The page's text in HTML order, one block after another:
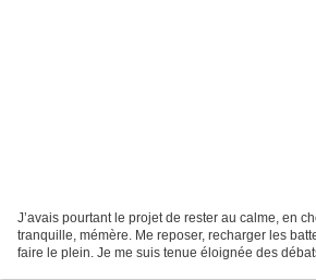
J’avais pourtant le projet de rester au calme, en
tranquille, mémère. Me reposer, recharger les
faire le plein. Je me suis tenue éloignée des